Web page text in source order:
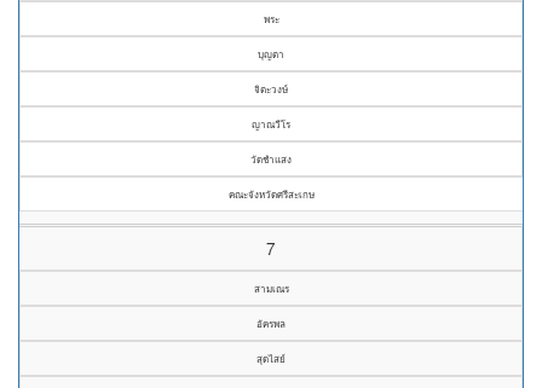
พระ
บุญตา
จิตะวงษ์
ญาณวีโร
วัดชำแสง
คณะจังหวัดศรีสะเกษ
7
สามเณร
อัครพล
สุดไสย์